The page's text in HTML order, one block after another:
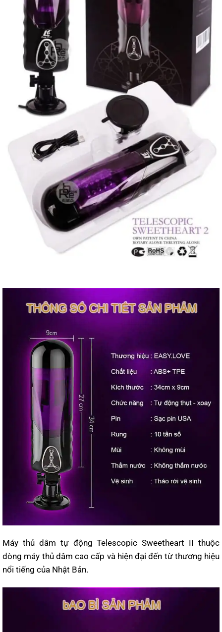
Máy thủ dâm tự động Telescopic Sweetheart II thuộc
dòng máy thủ dâm cao cấp và hiện đại đến từ thương hiệu
nổi tiếng của Nhật Bản.